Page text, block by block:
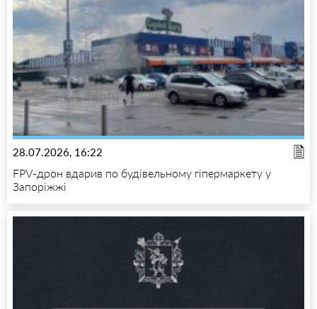
28.07.2026, 16:22
FPV-дрон вдарив по будівельному гіпермаркету у
Запоріжжі